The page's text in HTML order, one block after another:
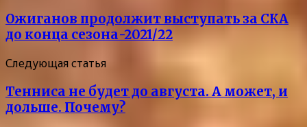
Ожиганов продолжит выступать за СКА
до конца сезона-2021/22
Следующая статья
Тенниса не будет до августа. А может, и
дольше. Почему?